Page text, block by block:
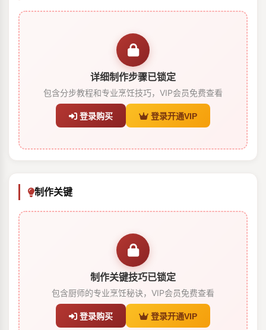
详细制作步骤已锁定
包含分步教程和专业烹饪技巧，VIP会员免费查看
登录购买 登录开通VIP
制作关键
制作关键技巧已锁定
包含厨师的专业烹饪秘诀，VIP会员免费查看
登录购买 登录开通VIP